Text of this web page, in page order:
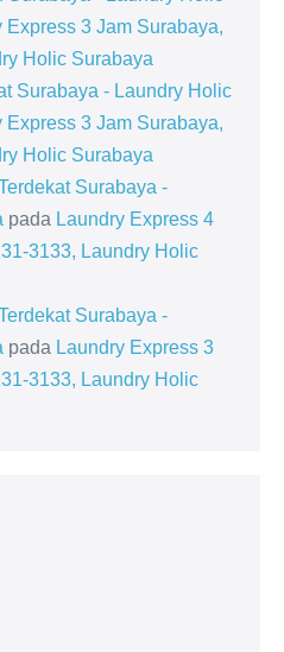
Express 3 Jam Surabaya,
Holic Surabaya
Surabaya - Laundry Holic
Express 3 Jam Surabaya,
Holic Surabaya
Surabaya -
pada Laundry Express 4
3133, Laundry Holic
Surabaya -
pada Laundry Express 3
3133, Laundry Holic